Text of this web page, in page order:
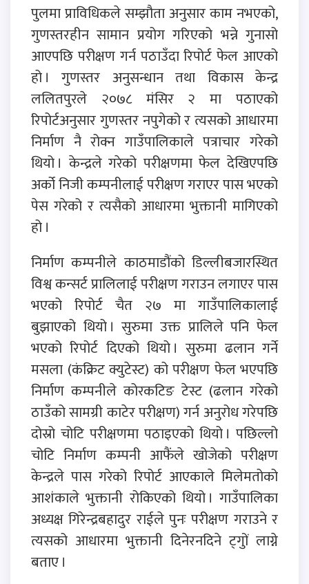
पुलमा प्राविधिकले सम्झौता अनुसार काम नभएको,
गुणस्तरहीन सामान प्रयोग गरिएको भन्ने गुनासो
आएपछि परीक्षण गर्न पठाउँदा रिपोर्ट फेल आएको
हो । गुणस्तर अनुसन्धान तथा विकास केन्द्र
ललितपुरले २०७८ मंसिर २ मा पठाएको
रिपोर्टअनुसार गुणस्तर नपुगेको र त्यसको आधारमा
निर्माण नै रोक्न गाउँपालिकाले पत्राचार गरेको
थियो । केन्द्रले गरेको परीक्षणमा फेल देखिएपछि
अर्को निजी कम्पनीलाई परीक्षण गराएर पास भएको
पेस गरेको र त्यसैको आधारमा भुक्तानी मागिएको
हो ।
निर्माण कम्पनीले काठमाडौंको डिल्लीबजारस्थित
विश्व कन्सर्ट प्रालिलाई परीक्षण गराउन लगाएर पास
भएको रिपोर्ट चैत २७ मा गाउँपालिकालाई
बुझाएको थियो । सुरुमा उक्त प्रालिले पनि फेल
भएको रिपोर्ट दिएको थियो । सुरुमा ढलान गर्ने
मसला (कंक्रिट क्युटेस्ट) को परीक्षण फेल भएपछि
निर्माण कम्पनीले कोरकटिङ टेस्ट (ढलान गरेको
ठाउँको सामग्री काटेर परीक्षण) गर्न अनुरोध गरेपछि
दोस्रो चोटि परीक्षणमा पठाइएको थियो । पछिल्लो
चोटि निर्माण कम्पनी आफैंले खोजेको परीक्षण
केन्द्रले पास गरेको रिपोर्ट आएकाले मिलेमतोको
आशंकाले भुक्तानी रोकिएको थियो । गाउँपालिका
अध्यक्ष गिरेन्द्रबहादुर राईले पुनः परीक्षण गराउने र
त्यसको आधारमा भुक्तानी दिनेरनदिने ट्गुों लाग्ने
बताए ।